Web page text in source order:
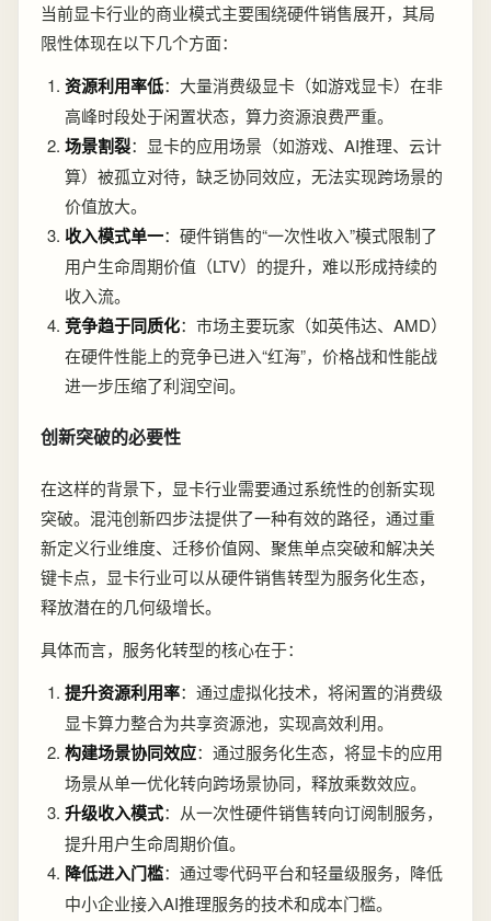
当前显卡行业的商业模式主要围绕硬件销售展开，其局
限性体现在以下几个方面：
资源利用率低：大量消费级显卡（如游戏显卡）在非
高峰时段处于闲置状态，算力资源浪费严重。
场景割裂：显卡的应用场景（如游戏、AI推理、云计
算）被孤立对待，缺乏协同效应，无法实现跨场景的
价值放大。
收入模式单一：硬件销售的“一次性收入”模式限制了
用户生命周期价值（LTV）的提升，难以形成持续的
收入流。
竞争趋于同质化：市场主要玩家（如英伟达、AMD）
在硬件性能上的竞争已进入“红海”，价格战和性能战
进一步压缩了利润空间。
创新突破的必要性
在这样的背景下，显卡行业需要通过系统性的创新实现
突破。混沌创新四步法提供了一种有效的路径，通过重
新定义行业维度、迁移价值网、聚焦单点突破和解决关
键卡点，显卡行业可以从硬件销售转型为服务化生态，
释放潜在的几何级增长。
具体而言，服务化转型的核心在于：
提升资源利用率：通过虚拟化技术，将闲置的消费级
显卡算力整合为共享资源池，实现高效利用。
构建场景协同效应：通过服务化生态，将显卡的应用
场景从单一优化转向跨场景协同，释放乘数效应。
升级收入模式：从一次性硬件销售转向订阅制服务，
提升用户生命周期价值。
降低进入门槛：通过零代码平台和轻量级服务，降低
中小企业接入AI推理服务的技术和成本门槛。